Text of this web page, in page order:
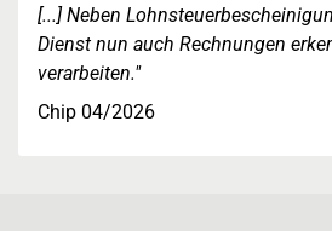
[...] Neben
Dienst nun auch Rechnungen
verarbeiten."
Chip 04/2026